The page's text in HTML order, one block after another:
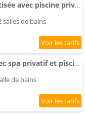
La Clède - Maison climatisée avec piscine privée
salles de bains
Petit coin de paradis avec spa privatif et piscine et accessoires rivière
de bains